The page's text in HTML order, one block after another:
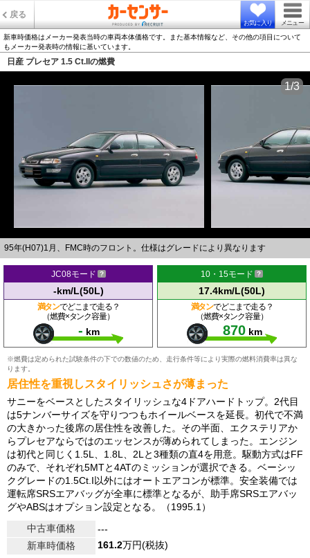
戻る
お気に入り メニュー
新車時価格はメーカー発表当時の車両本体価格です。また基本情報など、その他の項目について
もメーカー発表時の情報に基いています。
日産 プレセア 1.5 Ct.IIの燃費
95年(H07)1月、FMC時のフロント。仕様はグレードにより異なります
1/3
JC08モード
-km/L(50L)
満タンでどこまで走る？
（燃費×タンク容量）
- km
10・15モード
17.4km/L(50L)
満タンでどこまで走る？
（燃費×タンク容量）
870 km
※燃費は定められた試験条件の下での数値のため、走行条件等により実際の燃料消費率は異な
ります。
居住性を重視しスタイリッシュさが薄まった
サニーをベースとしたスタイリッシュな4ドアハードトップ。2代目
は5ナンバーサイズを守りつつもホイールベースを延長。初代で不満
の大きかった後席の居住性を改善した。その半面、エクステリアか
らプレセアならではのエッセンスが薄められてしまった。エンジン
は初代と同じく1.5L、1.8L、2Lと3種類の直4を用意。駆動方式はFF
のみで、それぞれ5MTと4ATのミッションが選択できる。ベーシッ
クグレードの1.5Ct.I以外にはオートエアコンが標準。安全装備では
運転席SRSエアバッグが全車に標準となるが、助手席SRSエアバッ
グやABSはオプション設定となる。（1995.1）
中古車価格
---
新車時価格
161.2万円(税抜)